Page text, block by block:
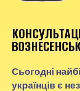
Сьогодні
українців є